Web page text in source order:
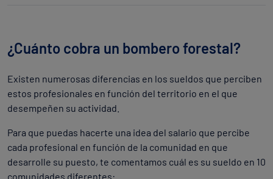
¿Cuánto cobra un bombero forestal?
Existen numerosas diferencias en los sueldos que perciben
estos profesionales en función del territorio en el que
desempeñen su actividad.
Para que puedas hacerte una idea del salario que percibe
cada profesional en función de la comunidad en que
desarrolle su puesto, te comentamos cuál es su sueldo en 10
comunidades diferentes: